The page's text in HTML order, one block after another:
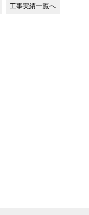
工事実績一覧へ